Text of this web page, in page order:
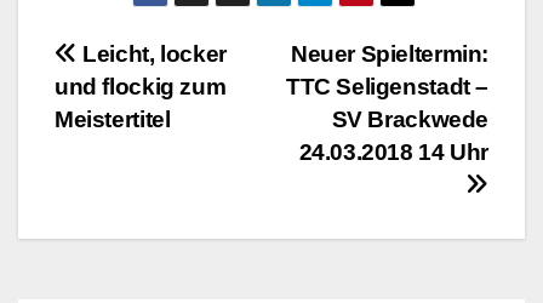
Beitragsnavigation
Neuer Spieltermin:
TTC Seligenstadt –
SV Brackwede
24.03.2018 14 Uhr
Leicht, locker
und flockig zum
Meistertitel